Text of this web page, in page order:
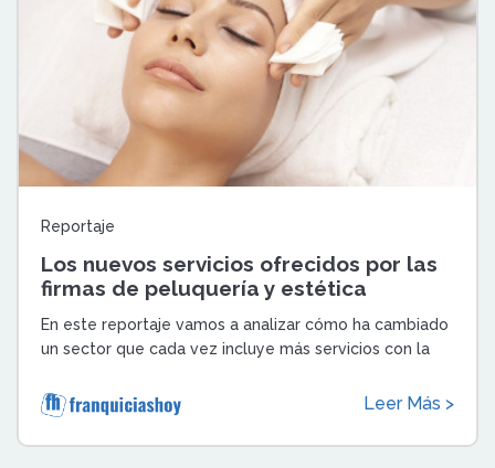
Reportaje
Los nuevos servicios ofrecidos por las
firmas de peluquería y estética
avanzada
En este reportaje vamos a analizar cómo ha cambiado
un sector que cada vez incluye más servicios con la
Leer Más >